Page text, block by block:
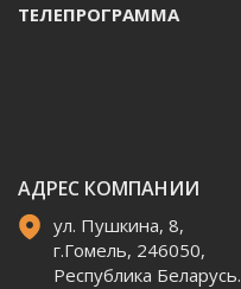
ТЕЛЕПРОГРАММА
АДРЕС КОМПАНИИ
ул. Пушкина, 8,
г.Гомель, 246050,
Республика Беларусь.